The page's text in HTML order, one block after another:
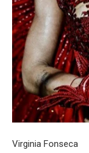
Virginia Fonseca